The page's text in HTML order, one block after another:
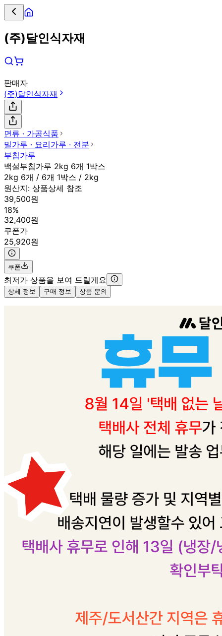
(주)달인식자재
판매자
(주)달인식자재
면류 ∙ 가공식품
밀가루 ∙ 요리가루 ∙ 전분
부침가루
백설부침가루 2kg 6개 1박스
2kg 6개 / 6개 1박스 / 2kg
원산지: 상품상세 참조
39,500원
18%
32,400원
쿠폰가
25,920원
쿠폰
최저가 상품을 보여 드릴게요
상세 정보 구매 정보 상품 문의